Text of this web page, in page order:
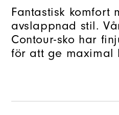
Fantastisk komfort
avslappnad stil.
Contour-sko har
för att ge maximal